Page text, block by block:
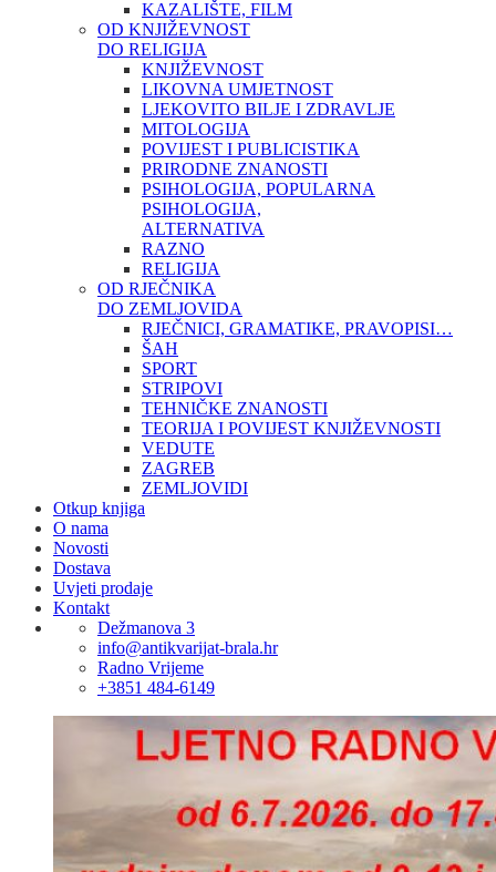
KAZALIŠTE, FILM
OD KNJIŽEVNOST
DO RELIGIJA
KNJIŽEVNOST
LIKOVNA UMJETNOST
LJEKOVITO BILJE I ZDRAVLJE
MITOLOGIJA
POVIJEST I PUBLICISTIKA
PRIRODNE ZNANOSTI
PSIHOLOGIJA, POPULARNA
PSIHOLOGIJA,
ALTERNATIVA
RAZNO
RELIGIJA
OD RJEČNIKA
DO ZEMLJOVIDA
RJEČNICI, GRAMATIKE, PRAVOPISI…
ŠAH
SPORT
STRIPOVI
TEHNIČKE ZNANOSTI
TEORIJA I POVIJEST KNJIŽEVNOSTI
VEDUTE
ZAGREB
ZEMLJOVIDI
Otkup knjiga
O nama
Novosti
Dostava
Uvjeti prodaje
Kontakt
Dežmanova 3
info@antikvarijat-brala.hr
Radno Vrijeme
+3851 484-6149